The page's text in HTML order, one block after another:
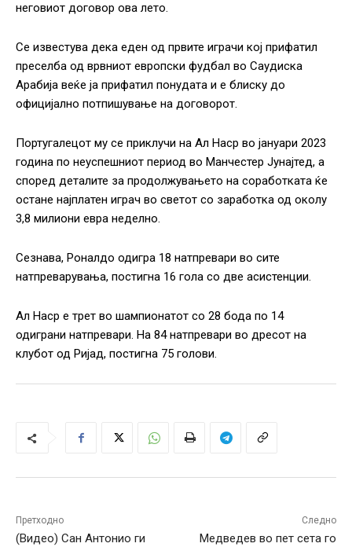
неговиот договор ова лето.
Се известува дека еден од првите играчи кој прифатил
преселба од врвниот европски фудбал во Саудиска
Арабија веќе ја прифатил понудата и е блиску до
официјално потпишување на договорот.
Португалецот му се приклучи на Ал Наср во јануари 2023
година по неуспешниот период во Манчестер Јунајтед, а
според деталите за продолжувањето на соработката ќе
остане најплатен играч во светот со заработка од околу
3,8 милиони евра неделно.
Сезнава, Роналдо одигра 18 натпревари во сите
натпреварувања, постигна 16 гола со две асистенции.
Ал Наср е трет во шампионатот со 28 бода по 14
одиграни натпревари. На 84 натпревари во дресот на
клубот од Ријад, постигна 75 голови.
Претходно
(Видео) Сан Антонио ги
Следно
Медведев во пет сета го